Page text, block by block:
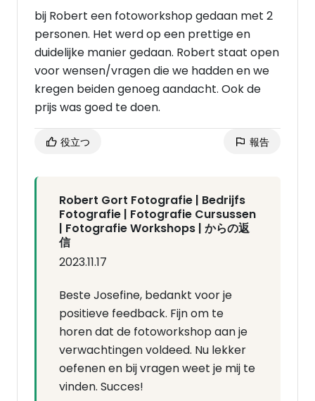
bij Robert een fotoworkshop gedaan met 2
personen. Het werd op een prettige en
duidelijke manier gedaan. Robert staat open
voor wensen/vragen die we hadden en we
kregen beiden genoeg aandacht. Ook de
prijs was goed te doen.
役立つ 報告
Robert Gort Fotografie | Bedrijfs
Fotografie | Fotografie Cursussen
| Fotografie Workshops | からの返
信
2023.11.17
Beste Josefine, bedankt voor je
positieve feedback. Fijn om te
horen dat de fotoworkshop aan je
verwachtingen voldeed. Nu lekker
oefenen en bij vragen weet je mij te
vinden. Succes!